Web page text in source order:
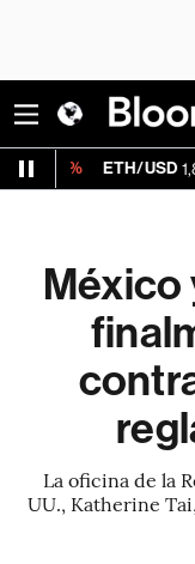
USD 1,843.878 -
México
La oficina de la
UU., Katherine